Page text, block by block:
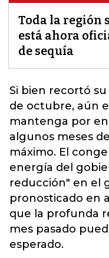
Toda la región
está ahora
de sequía
Si bien recortó
de octubre, aún
mantenga por
algunos meses
máximo. El
energía del
reducción" en el
pronosticado en
que la profunda
mes pasado
esperado.